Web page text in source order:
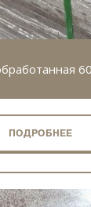
ПОДРОБНЕЕ